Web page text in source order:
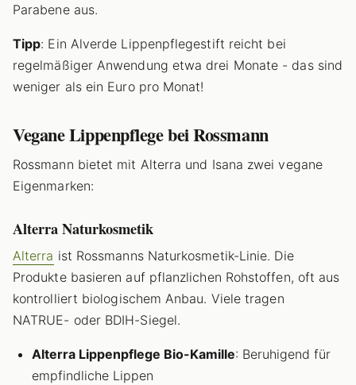
Parabene aus.
Tipp: Ein Alverde Lippenpflegestift reicht bei
regelmäßiger Anwendung etwa drei Monate - das sind
weniger als ein Euro pro Monat!
Vegane Lippenpflege bei Rossmann
Rossmann bietet mit Alterra und Isana zwei vegane
Eigenmarken:
Alterra Naturkosmetik
Alterra ist Rossmanns Naturkosmetik-Linie. Die
Produkte basieren auf pflanzlichen Rohstoffen, oft aus
kontrolliert biologischem Anbau. Viele tragen
NATRUE- oder BDIH-Siegel.
Alterra Lippenpflege Bio-Kamille: Beruhigend für
empfindliche Lippen